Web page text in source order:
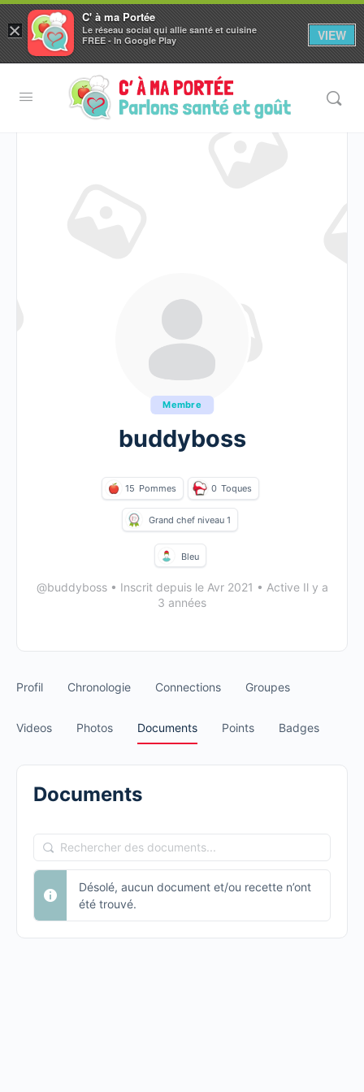
Aller au
contenu
Membre
buddyboss
15 Pommes 0 Toques
Grand chef niveau 1
Bleu
@buddyboss • Inscrit depuis le Avr 2021 • Active Il y a
3 années
Profil Chronologie Connections Groupes
Videos Photos Documents Points Badges
Documents
Rechercher
des
documents...Désolé, aucun document et/ou recette n’ont
été trouvé.
×
C' à ma Portée
Le réseau social qui allie santé et cuisine
FREE - In Google Play
VIEW